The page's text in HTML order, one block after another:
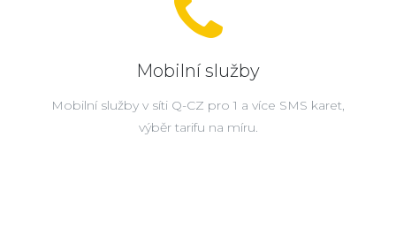
Mobilní služby
Mobilní služby v síti Q-CZ pro 1 a více SMS karet,
výběr tarifu na míru.